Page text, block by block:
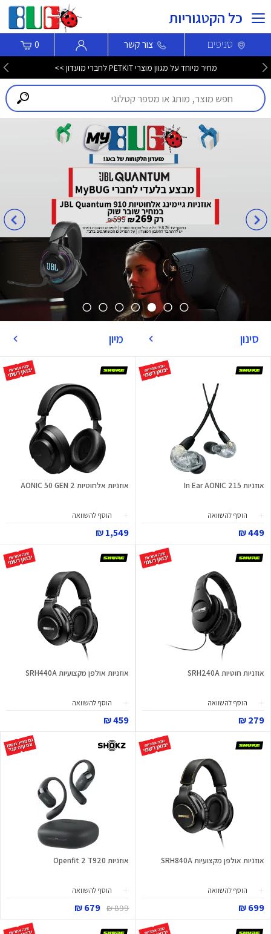
כל הקטגוריות
סניפים צור קשר 0
מחיר מיוחד על מגוון מוצרי PETKIT לחברי מועדון >>
סינון מיון
אוזניות In Ear AONIC 215
הוסף להשוואה
449 ₪
אוזניות אלחוטיות AONIC 50 GEN 2
הוסף להשוואה
1,549 ₪
אוזניות חוטיות SRH240A
הוסף להשוואה
279 ₪
אוזניות אולפן מקצועיות SRH440A
הוסף להשוואה
459 ₪
אוזניות אולפן מקצועיות SRH840A
הוסף להשוואה
699 ₪
אוזניות Openfit 2 T920
הוסף להשוואה
899 ₪
679 ₪